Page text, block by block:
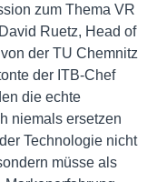
zum Thema VR
Ruetz, Head of
der TU Chemnitz
der ITB-Chef
die echte
niemals ersetzen
Technologie nicht
müsse als